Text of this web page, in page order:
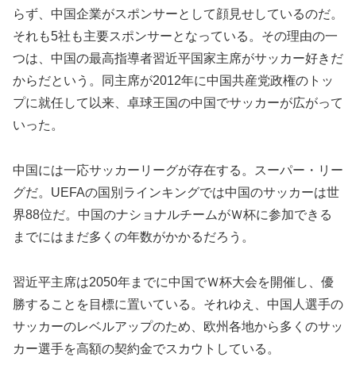
らず、中国企業がスポンサーとして顔見せしているのだ。
それも5社も主要スポンサーとなっている。その理由の一
つは、中国の最高指導者習近平国家主席がサッカー好きだ
からだという。同主席が2012年に中国共産党政権のトッ
プに就任して以来、卓球王国の中国でサッカーが広がって
いった。
中国には一応サッカーリーグが存在する。スーパー・リー
グだ。UEFAの国別ラインキングでは中国のサッカーは世
界88位だ。中国のナショナルチームがＷ杯に参加できる
までにはまだ多くの年数がかかるだろう。
習近平主席は2050年までに中国でＷ杯大会を開催し、優
勝することを目標に置いている。それゆえ、中国人選手の
サッカーのレベルアップのため、欧州各地から多くのサッ
カー選手を高額の契約金でスカウトしている。